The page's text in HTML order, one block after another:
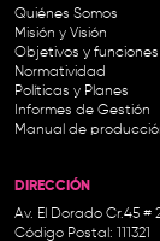
Quiénes Somos
Misión y Visión
Objetivos y funciones
Normatividad
Políticas y Planes
Informes de Gestión
Manual de
DIRECCIÓN
Av. El Dorado Cr.45 #
Código Postal: 111321